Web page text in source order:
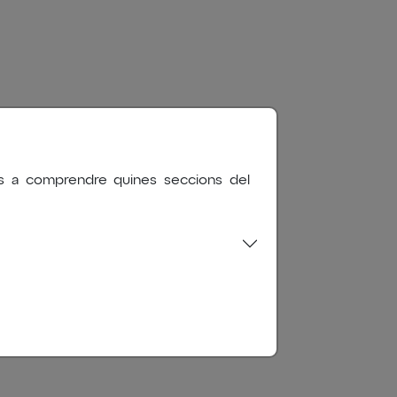
a comprendre quines seccions del
d’art